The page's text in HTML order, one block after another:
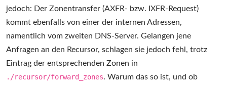
jedoch: Der Zonentransfer (AXFR- bzw. IXFR-Request)
kommt ebenfalls von einer der internen Adressen,
namentlich vom zweiten DNS-Server. Gelangen jene
Anfragen an den Recursor, schlagen sie jedoch fehl, trotz
Eintrag der entsprechenden Zonen in
./recursor/forward_zones. Warum das so ist, und ob